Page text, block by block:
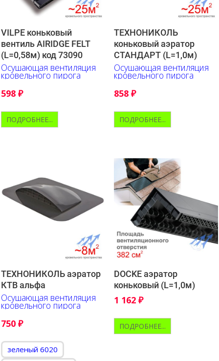
VILPE коньковый
вентиль AIRIDGE FELT
(L=0,58м) код 73090
Осушающая вентиляция
кровельного пирога
598 ₽
ПОДРОБНЕЕ...
ТЕХНОНИКОЛЬ
коньковый аэратор
СТАНДАРТ (L=1,0м)
Осушающая вентиляция
кровельного пирога
858 ₽
ПОДРОБНЕЕ...
ТЕХНОНИКОЛЬ аэратор
КТВ альфа
Осушающая вентиляция
кровельного пирога
750 ₽
зеленый 6020
DOCKE аэратор
коньковый (L=1,0м)
1 162 ₽
ПОДРОБНЕЕ...